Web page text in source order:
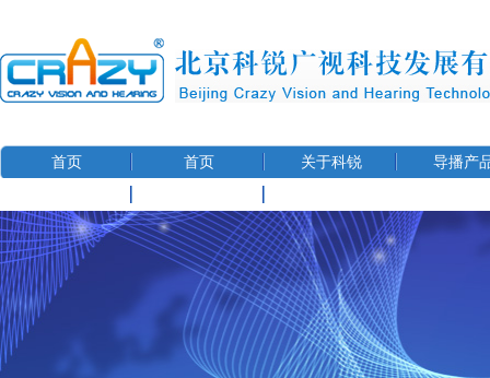
首页 首页 关于科锐
导播产